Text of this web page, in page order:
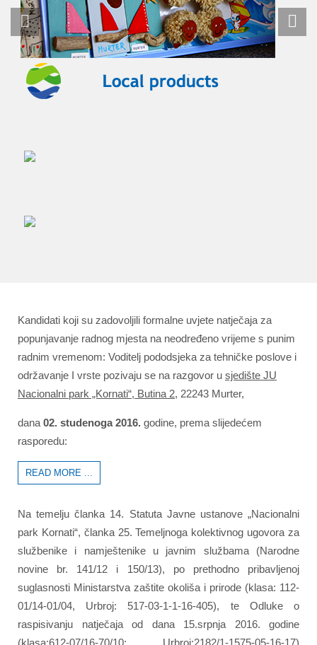
Kandidati koji su zadovoljili formalne uvjete natječaja za
popunjavanje radnog mjesta na neodređeno vrijeme s punim
radnim vremenom: Voditelj pododsjeka za tehničke poslove i
održavanje I vrste pozivaju se na razgovor u sjedište JU
Nacionalni park „Kornati“, Butina 2, 22243 Murter,
dana 02. studenoga 2016. godine, prema slijedećem
rasporedu:
READ MORE ...
Na temelju članka 14. Statuta Javne ustanove „Nacionalni
park Kornati“, članka 25. Temeljnoga kolektivnog ugovora za
službenike i namještenike u javnim službama (Narodne
novine br. 141/12 i 150/13), po prethodno pribavljenoj
suglasnosti Ministarstva zaštite okoliša i prirode (klasa: 112-
01/14-01/04, Urbroj: 517-03-1-1-16-405), te Odluke o
raspisivanju natječaja od dana 15.srpnja 2016. godine
(klasa:612-07/16-70/10; Urbroj:2182/1-1575-05-16-17)